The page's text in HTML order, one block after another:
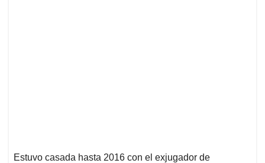
Estuvo casada hasta 2016 con el exjugador de